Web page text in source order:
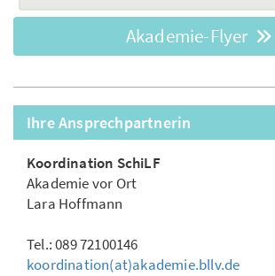
Akademie-Flyer
Ihre Ansprechpartnerin
Koordination SchiLF
Akademie vor Ort
Lara Hoffmann
Tel.: 089 72100146
koordination(at)akademie.bllv.de